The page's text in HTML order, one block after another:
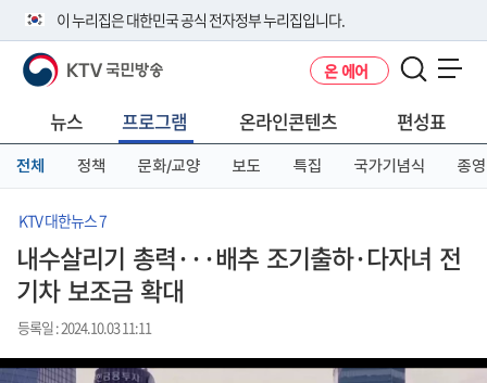
이 누리집은 대한민국 공식 전자정부 누리집입니다.
공식 누리집 주소 확인하기
니다.
이밖에 or.kr 또는 .kr등 다른 도메인 주소를 사용하고 있다면 아래 URL에
서 도메인 주소를 확인해 보세요
KTV 국민방송 온 에어
뉴스 프로그램 온라인콘텐츠 편성표
전체 정책 문화/교양 보도 특집 국가기념식 종영
KTV 대한뉴스 7
내수살리기 총력···배추 조기출하·다자녀 전
기차 보조금 확대
등록일 : 2024.10.03 11:11